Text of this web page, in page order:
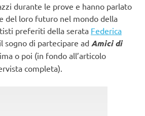
durante le prove e hanno parlato
del loro futuro nel mondo della
preferiti della serata Federica
il sogno di partecipare ad Amici di
o poi (in fondo all’articolo
completa).